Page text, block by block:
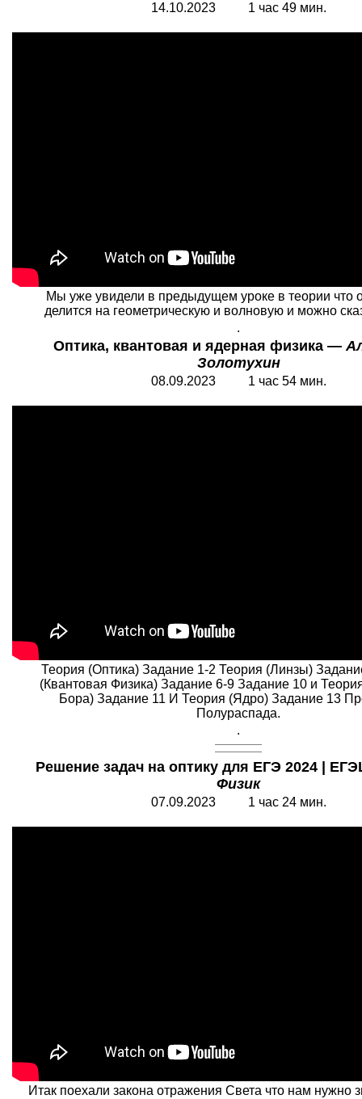
14.10.2023 1 час 49 мин.
Мы уже увидели в предыдущем уроке в теории что
делится на геометрическую и волновую и можно
.
Оптика, квантовая и ядерная физика —
Золотухин
08.09.2023 1 час 54 мин.
Теория (Оптика) Задание 1-2 Теория (Линзы)
(Квантовая Физика) Задание 6-9 Задание 10 и
Бора) Задание 11 И Теория (Ядро) Задание 13
Полураспада.
.
Решение задач на оптику для ЕГЭ 2024 |
Физик
07.09.20231 час 24 мин.
Итак поехали закона отражения Света что нам нужно